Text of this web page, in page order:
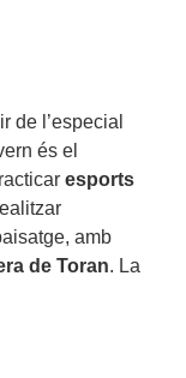
de l’especial
és el
esports
amb
de Toran. La